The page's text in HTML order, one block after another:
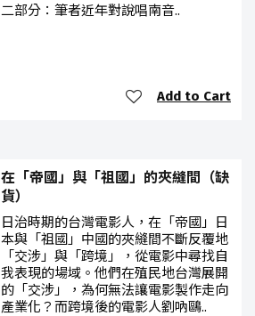
二部分：筆者近年對說唱南音..
Add to Cart
在「帝國」與「祖國」的夾縫間（缺
貨）
日治時期的台灣電影人，在「帝國」日
本與「祖國」中國的夾縫間不斷反覆地
「交涉」與「跨境」，從電影中尋找自
我表現的場域。他們在殖民地台灣展開
的「交涉」，為何無法讓電影製作走向
產業化？而跨境後的電影人劉吶鷗..